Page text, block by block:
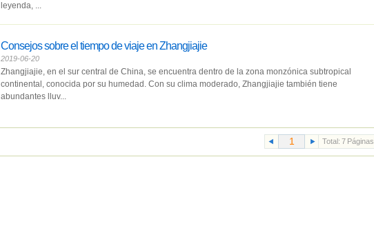
leyenda, ...
Consejos sobre el tiempo de viaje en Zhangjiajie
2019-06-20
Zhangjiajie, en el sur central de China, se encuentra dentro de la zona monzónica subtropical
continental, conocida por su humedad. Con su clima moderado, Zhangjiajie también tiene
abundantes lluv...
Total: 7 Páginas